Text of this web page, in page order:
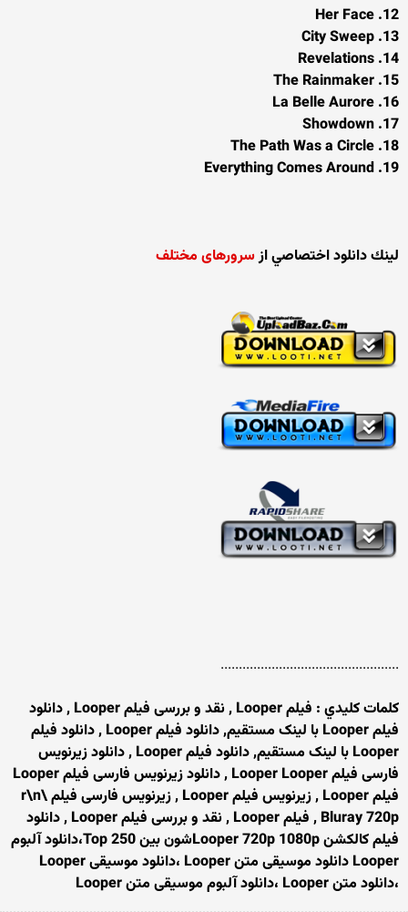
12. Her Face
13. City Sweep
14. Revelations
15. The Rainmaker
16. La Belle Aurore
17. Showdown
18. The Path Was a Circle
19. Everything Comes Around
لينك دانلود اختصاصي ازسرورهای مختلف
.................................................
کلمات کليدي : فیلم Looper , نقد و بررسی فیلم Looper , دانلود
فیلم Looper با لینک مستقیم, دانلود فیلم Looper , دانلود فیلم
Looper با لینک مستقیم, دانلود فیلم Looper , دانلود زیرنویس
فارسی فیلم Looper Looper , دانلود زیرنویس فارسی فیلم Looper
فیلم Looper , زیرنویس فیلم Looper , زیرنویس فارسی فیلم \r\n
Bluray 720p , فیلم Looper , نقد و بررسی فیلم Looper , دانلود
فیلم کالکشن Looper 720p 1080pشون بین Top 250،دانلود آلبوم
Looper دانلود موسیقی متن Looper ،دانلود موسیقی Looper
،دانلود متن Looper ،دانلود آلبوم موسیقی متن Looper